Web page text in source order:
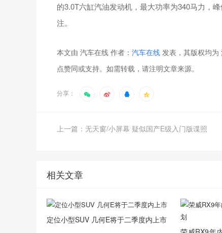
的3.0T六缸汽油发动机，最大功率为340马力，
注。
本文由 汽车在线 作者： 汽车在线 发表，其版权均
点赞同或支持。如需转载，请注明文章来源。
分享：
上一篇：无天窗/小屏幕 疑似国产E级入门版谍照
相关文章
定位小型SUV 几何E将于二季度内上市